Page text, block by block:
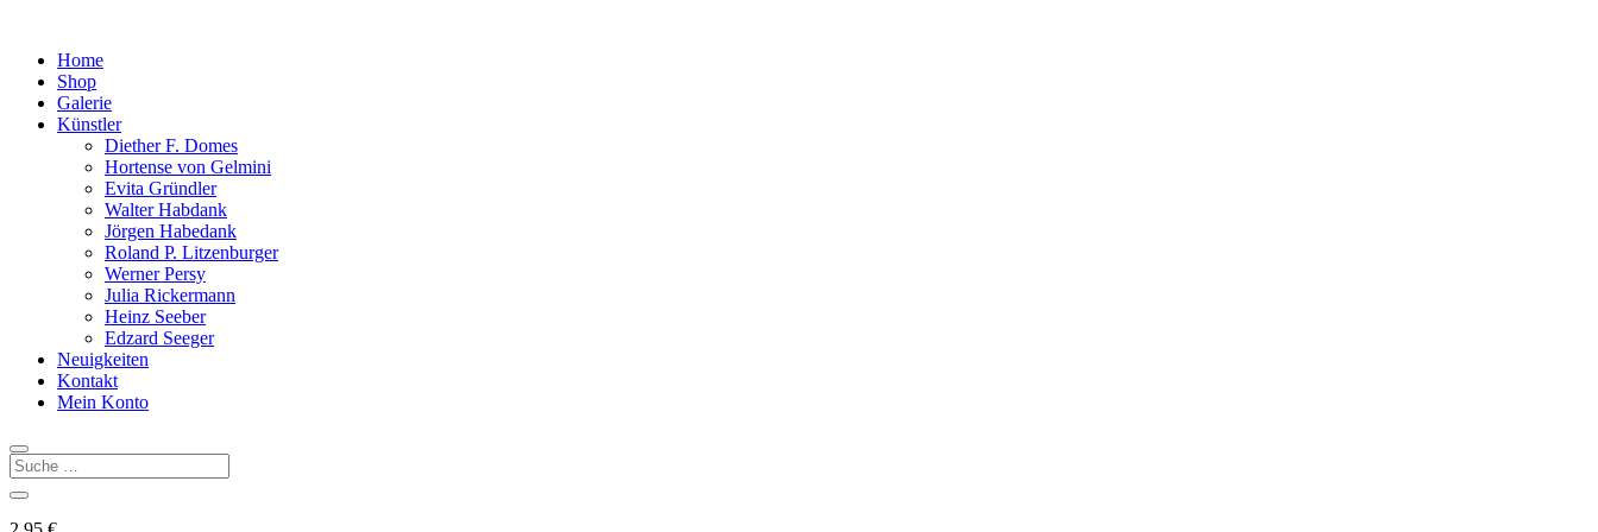
Home
Shop
Galerie
Künstler
Diether F. Domes
Hortense von Gelmini
Evita Gründler
Walter Habdank
Jörgen Habedank
Roland P. Litzenburger
Werner Persy
Julia Rickermann
Heinz Seeber
Edzard Seeger
Neuigkeiten
Kontakt
Mein Konto